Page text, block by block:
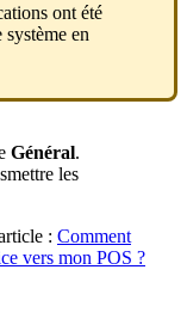
ont été
en
Général.
les
: Comment
vers mon POS ?